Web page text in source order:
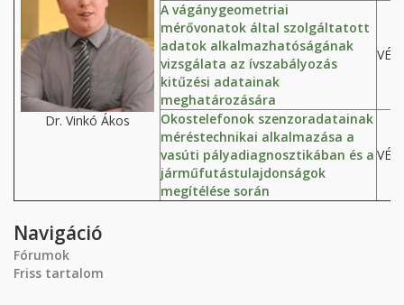
Dr. Vinkó Ákos
A vágánygeometriai
mérővonatok által szolgáltatott
adatok alkalmazhatóságának
vizsgálata az ívszabályozás
kitűzési adatainak
meghatározására
Okostelefonok szenzoradatainak
méréstechnikai alkalmazása a
vasúti pályadiagnosztikában és a
járműfutástulajdonságok
megítélése során
Navigáció
Fórumok
Friss tartalom